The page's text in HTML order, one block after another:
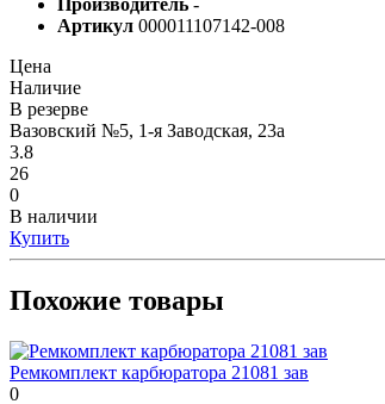
Артикул 000011107142-008
Цена
Наличие
В резерве
Вазовский №5, 1-я Заводская, 23а
3.8
26
0
В наличии
Купить
Похожие товары
Ремкомплект карбюратора 21081 зав
0